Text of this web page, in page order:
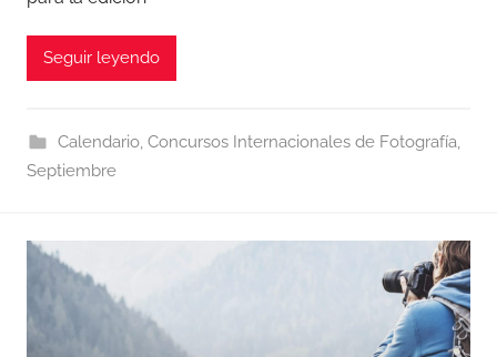
Seguir leyendo
Calendario, Concursos Internacionales de Fotografía,
Septiembre